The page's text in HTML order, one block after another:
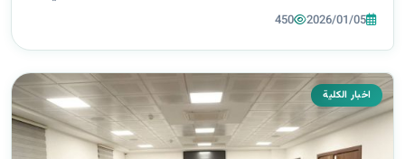
القاعات الامتحانية، لمتابعة سير الامتحانات النهائية للفصل الدراسي ا...
2026/01/05
450
اخبار الكلية